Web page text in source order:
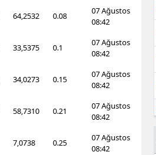
64,2532 0.08
07 Ağustos
08:42
33,5375 0.1
07 Ağustos
08:42
34,0273 0.15
07 Ağustos
08:42
58,7310 0.21
07 Ağustos
08:42
7,0738 0.25
07 Ağustos
08:42